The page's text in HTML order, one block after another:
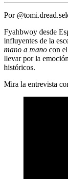
Por
Fyahbwoy desde
influyentes de la
mano a mano con
llevar por la
históricos.
Mira la entrevista